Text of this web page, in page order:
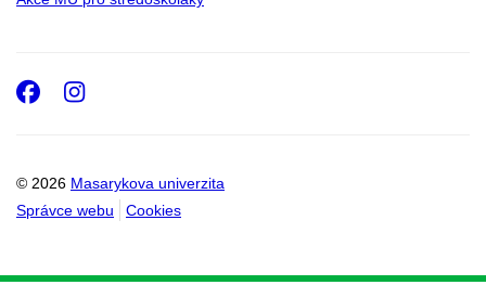
© 2026 Masarykova univerzita
Správce webu
Cookies
Facebook
Instagram